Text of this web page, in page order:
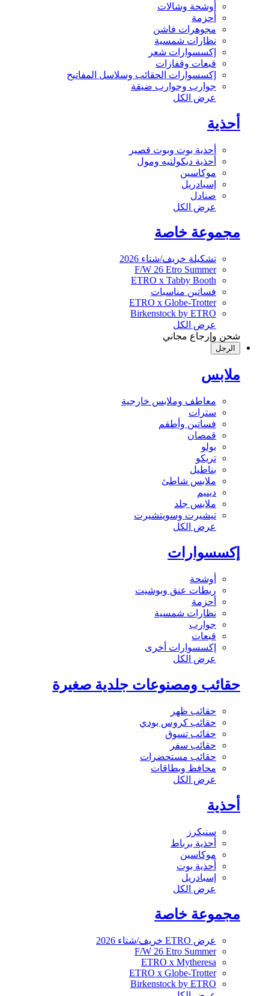
أوشحة وشالات
أحزمة
مجوهرات فاشن
نظارات شمسية
إكسسوارات شعر
قبعات وقفازات
إكسسوارات الحقائب وسلاسل المفاتيح
جوارب وجوارب ضيقة
عرض الكل
أحذية
أحذية بوت وبوت قصير
أحذية ديكولتيه ومول
موكاسين
إسبادريل
صنادل
عرض الكل
مجموعة خاصة
تشكيلة خريف/شتاء 2026
F/W 26 Etro Summer
ETRO x Tabby Booth
فساتين مناسبات
ETRO x Globe-Trotter
Birkenstock by ETRO
عرض الكل
شحن وإرجاع مجاني
الرجل
ملابس
معاطف وملابس خارجية
سترات
فساتين وأطقم
قمصان
بولو
تريكو
بناطيل
ملابس شاطئ
دينيم
ملابس جلد
تيشيرت وسويتشيرت
عرض الكل
إكسسوارات
أوشحة
ربطات عنق وبوشيت
أحزمة
نظارات شمسية
جوارب
قبعات
إكسسوارات أخرى
عرض الكل
حقائب ومصنوعات جلدية صغيرة
حقائب ظهر
حقائب كروس بودي
حقائب تسوق
حقائب سفر
حقائب مستحضرات
محافظ وبطاقات
عرض الكل
أحذية
سنيكرز
أحذية برباط
موكاسين
أحذية بوت
إسبادريل
عرض الكل
مجموعة خاصة
عرض ETRO خريف/شتاء 2026
F/W 26 Etro Summer
ETRO x Mytheresa
ETRO x Globe-Trotter
Birkenstock by ETRO